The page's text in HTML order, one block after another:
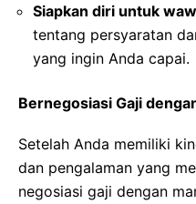
Siapkan diri untuk
tentang persyaratan
yang ingin Anda capai.
Bernegosiasi Gaji
Setelah Anda memiliki
dan pengalaman yang
negosiasi gaji dengan